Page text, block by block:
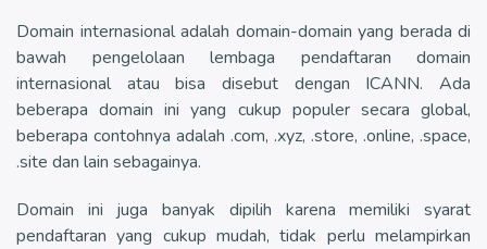
Domain internasional adalah domain-domain yang berada di
bawah pengelolaan lembaga pendaftaran domain
internasional atau bisa disebut dengan ICANN. Ada
beberapa domain ini yang cukup populer secara global,
beberapa contohnya adalah .com, .xyz, .store, .online, .space,
.site dan lain sebagainya.
Domain ini juga banyak dipilih karena memiliki syarat
pendaftaran yang cukup mudah, tidak perlu melampirkan